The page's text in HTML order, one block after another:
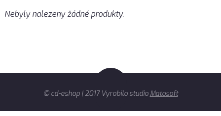
Nebyly nalezeny žádné produkty.
© cd-eshop | 2017 Vyrobilo studio Matosoft